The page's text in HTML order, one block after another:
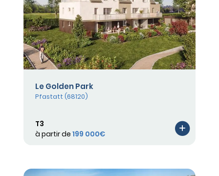
Le Golden Park
Pfastatt (68120)
T3
à partir de 199 000€